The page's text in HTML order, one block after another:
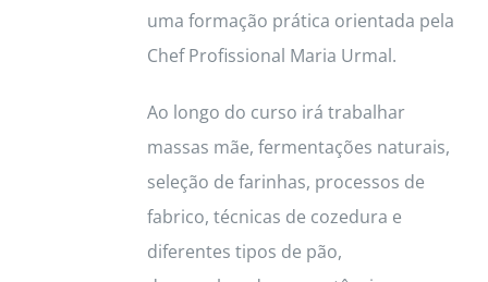
uma formação prática orientada pela
Chef Profissional Maria Urmal.
Ao longo do curso irá trabalhar
massas mãe, fermentações naturais,
seleção de farinhas, processos de
fabrico, técnicas de cozedura e
diferentes tipos de pão,